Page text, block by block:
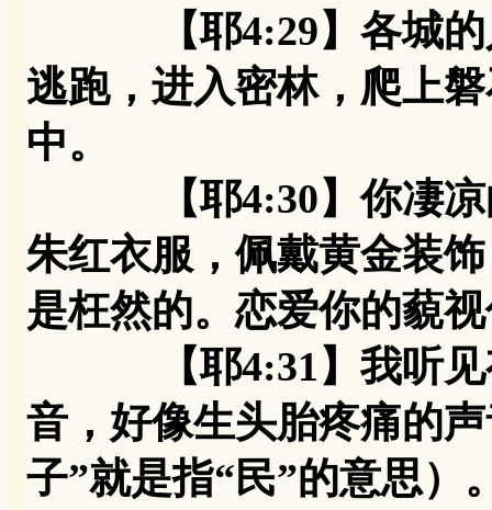
【耶4:29】各城的人
逃跑，进入密林，爬上
中。
【耶4:30】你凄凉的
朱红衣服，佩戴黄金装
是枉然的。恋爱你的藐
【耶4:31】我听见有
音，好像生头胎疼痛的
子”就是指“民”的意思）